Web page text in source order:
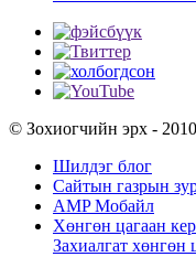
© Зохиогчийн эрх -
Шилдэг блог
Сайтын газрын
AMP Мобайл
Хөнгөн цагаан
Захиалгат хөнгөн